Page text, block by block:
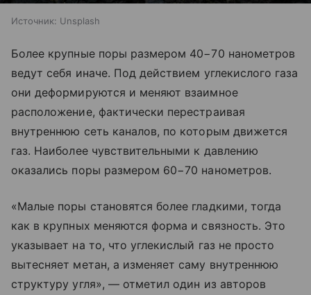
Источник: Unsplash
Более крупные поры размером 40−70 нанометров
ведут себя иначе. Под действием углекислого газа
они деформируются и меняют взаимное
расположение, фактически перестраивая
внутреннюю сеть каналов, по которым движется
газ. Наиболее чувствительными к давлению
оказались поры размером 60−70 нанометров.
«Малые поры становятся более гладкими, тогда
как в крупных меняются форма и связность. Это
указывает на то, что углекислый газ не просто
вытесняет метан, а изменяет саму внутреннюю
структуру угля», — отметил один из авторов